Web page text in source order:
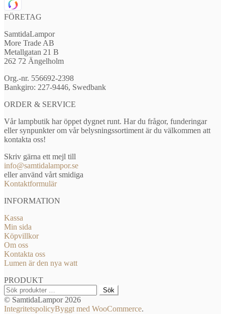
FÖRETAG
SamtidaLampor
More Trade AB
Metallgatan 21 B
262 72 Ängelholm
Org.-nr. 556692-2398
Bankgiro: 227-9446, Swedbank
ORDER & SERVICE
Vår lampbutik har öppet dygnet runt. Har du frågor, funderingar
eller synpunkter om vår belysningssortiment är du välkommen att
kontakta oss!
Skriv gärna ett mejl till
info@samtidalampor.se
eller använd vårt smidiga
Kontaktformulär
INFORMATION
Kassa
Min sida
Köpvillkor
Om oss
Kontakta oss
Lumen är den nya watt
PRODUKT
Sök
efter:
Sök
© SamtidaLampor 2026
IntegritetspolicyByggt med WooCommerce.